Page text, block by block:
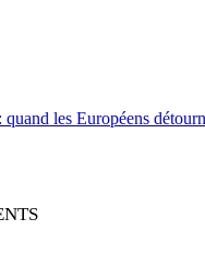
quand les Européens